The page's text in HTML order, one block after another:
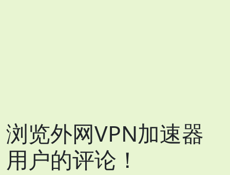
浏览外网VPN加速器
用户的评论！